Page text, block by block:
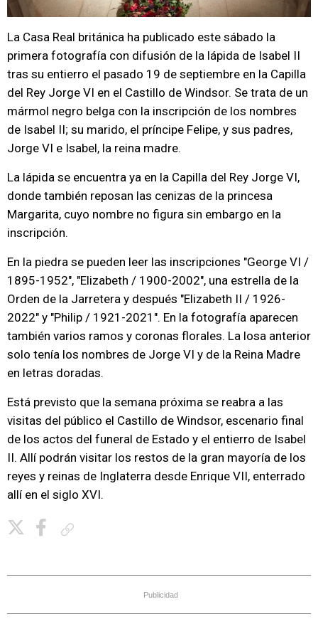
La Casa Real británica ha publicado este sábado la
primera fotografía con difusión de la lápida de Isabel II
tras su entierro el pasado 19 de septiembre en la Capilla
del Rey Jorge VI en el Castillo de Windsor. Se trata de un
mármol negro belga con la inscripción de los nombres
de Isabel II; su marido, el príncipe Felipe, y sus padres,
Jorge VI e Isabel, la reina madre.
La lápida se encuentra ya en la Capilla del Rey Jorge VI,
donde también reposan las cenizas de la princesa
Margarita, cuyo nombre no figura sin embargo en la
inscripción.
En la piedra se pueden leer las inscripciones "George VI /
1895-1952", "Elizabeth / 1900-2002", una estrella de la
Orden de la Jarretera y después "Elizabeth II / 1926-
2022" y "Philip / 1921-2021". En la fotografía aparecen
también varios ramos y coronas florales. La losa anterior
solo tenía los nombres de Jorge VI y de la Reina Madre
en letras doradas.
Está previsto que la semana próxima se reabra a las
visitas del público el Castillo de Windsor, escenario final
de los actos del funeral de Estado y el entierro de Isabel
II. Allí podrán visitar los restos de la gran mayoría de los
reyes y reinas de Inglaterra desde Enrique VII, enterrado
allí en el siglo XVI.
Publicidad